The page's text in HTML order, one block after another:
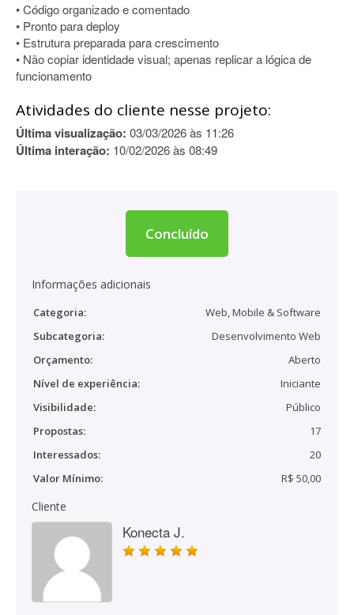
• Código organizado e comentado
• Pronto para deploy
• Estrutura preparada para crescimento
• Não copiar identidade visual; apenas replicar a lógica de
funcionamento
Atividades do cliente nesse projeto:
Última visualização: 03/03/2026 às 11:26
Última interação: 10/02/2026 às 08:49
Concluído
Informações adicionais
Categoria:
Web, Mobile & Software
Subcategoria:
Desenvolvimento Web
Orçamento:
Aberto
Nível de experiência:
Iniciante
Visibilidade:
Público
Propostas:
17
Interessados:
20
Valor Mínimo:
R$ 50,00
Cliente
Konecta J.